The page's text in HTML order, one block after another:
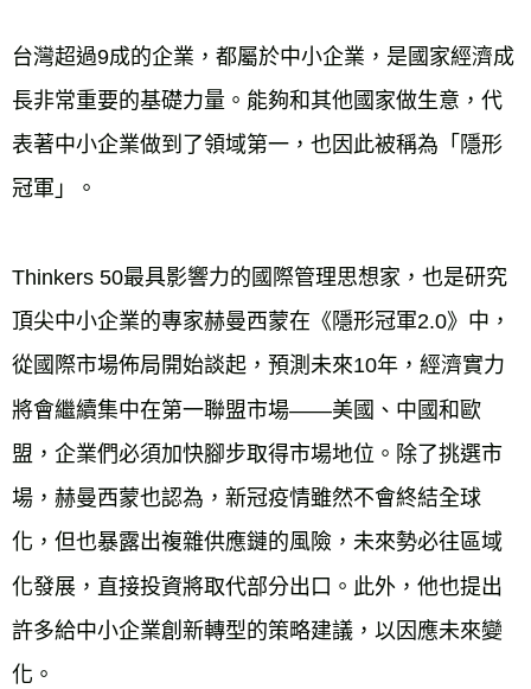
台灣超過9成的企業，都屬於中小企業，是國家經濟成
長非常重要的基礎力量。能夠和其他國家做生意，代
表著中小企業做到了領域第一，也因此被稱為「隱形
冠軍」。
Thinkers 50最具影響力的國際管理思想家，也是研究
頂尖中小企業的專家赫曼西蒙在《隱形冠軍2.0》中，
從國際市場佈局開始談起，預測未來10年，經濟實力
將會繼續集中在第一聯盟市場——美國、中國和歐
盟，企業們必須加快腳步取得市場地位。除了挑選市
場，赫曼西蒙也認為，新冠疫情雖然不會終結全球
化，但也暴露出複雜供應鏈的風險，未來勢必往區域
化發展，直接投資將取代部分出口。此外，他也提出
許多給中小企業創新轉型的策略建議，以因應未來變
化。